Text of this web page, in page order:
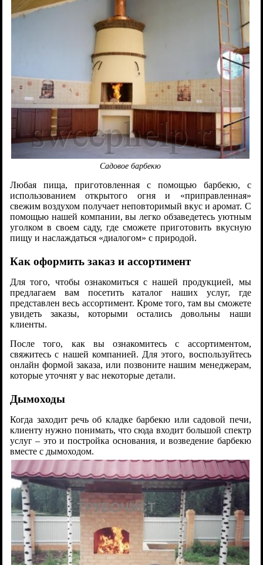
Садовое барбекю
Любая пища, приготовленная с помощью барбекю, с
использованием открытого огня и «приправленная»
свежим воздухом получает неповторимый вкус и аромат. С
помощью нашей компании, вы легко обзаведетесь уютным
уголком в своем саду, где сможете приготовить вкусную
пищу и наслаждаться «диалогом» с природой.
Как оформить заказ и ассортимент
Для того, чтобы ознакомиться с нашей продукцией, мы
предлагаем вам посетить каталог наших услуг, где
представлен весь ассортимент. Кроме того, там вы сможете
увидеть заказы, которыми остались довольны наши
клиенты.
После того, как вы ознакомитесь с ассортиментом,
свяжитесь с нашей компанией. Для этого, воспользуйтесь
онлайн формой заказа, или позвоните нашим менеджерам,
которые уточнят у вас некоторые детали.
Дымоходы
Когда заходит речь об кладке барбекю или садовой печи,
клиенту нужно понимать, что сюда входит большой спектр
услуг – это и постройка основания, и возведение барбекю
вместе с дымоходом.